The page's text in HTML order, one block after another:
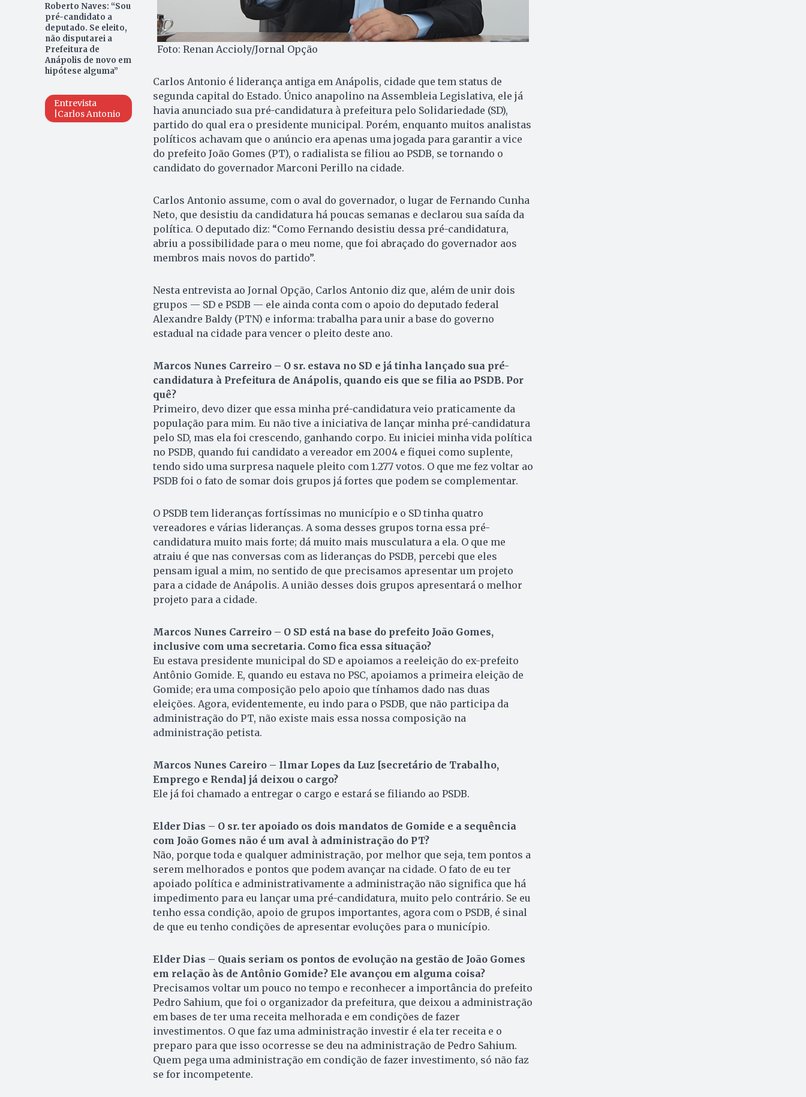
Roberto Naves: “Sou
pré-candidato a
deputado. Se eleito,
não disputarei a
Prefeitura de
Anápolis de novo em
hipótese alguma”
Entrevista
|Carlos Antonio
Foto: Renan Accioly/Jornal Opção
Carlos Antonio é liderança antiga em Anápolis, cidade que tem status de
segunda capital do Estado. Único anapolino na Assembleia Legislativa, ele já
havia anunciado sua pré-candidatura à prefeitura pelo Solidariedade (SD),
partido do qual era o presidente municipal. Porém, enquanto muitos analistas
políticos achavam que o anúncio era apenas uma jogada para garantir a vice
do prefeito João Gomes (PT), o radialista se filiou ao PSDB, se tornando o
candidato do governador Marconi Perillo na cidade.
Carlos Antonio assume, com o aval do governador, o lugar de Fernando Cunha
Neto, que desistiu da candidatura há poucas semanas e declarou sua saída da
política. O deputado diz: “Como Fernando desistiu dessa pré-candidatura,
abriu a possibilidade para o meu nome, que foi abraçado do governador aos
membros mais novos do partido”.
Nesta entrevista ao Jornal Opção, Carlos Antonio diz que, além de unir dois
grupos — SD e PSDB — ele ainda conta com o apoio do deputado federal
Alexandre Baldy (PTN) e informa: trabalha para unir a base do governo
estadual na cidade para vencer o pleito deste ano.
Marcos Nunes Carreiro – O sr. estava no SD e já tinha lançado sua pré-
candidatura à Prefeitura de Anápolis, quando eis que se filia ao PSDB. Por
quê?
Primeiro, devo dizer que essa minha pré-candidatura veio praticamente da
população para mim. Eu não tive a iniciativa de lançar minha pré-candidatura
pelo SD, mas ela foi crescendo, ganhando corpo. Eu iniciei minha vida política
no PSDB, quando fui candidato a vereador em 2004 e fiquei como suplente,
tendo sido uma surpresa naquele pleito com 1.277 votos. O que me fez voltar ao
PSDB foi o fato de somar dois grupos já fortes que podem se complementar.
O PSDB tem lideranças fortíssimas no município e o SD tinha quatro
vereadores e várias lideranças. A soma desses grupos torna essa pré-
candidatura muito mais forte; dá muito mais musculatura a ela. O que me
atraiu é que nas conversas com as lideranças do PSDB, percebi que eles
pensam igual a mim, no sentido de que precisamos apresentar um projeto
para a cidade de Anápolis. A união desses dois grupos apresentará o melhor
projeto para a cidade.
Marcos Nunes Carreiro – O SD está na base do prefeito João Go­mes,
inclusive com uma se­cre­taria. Como fica essa situação?
Eu estava presidente municipal do SD e apoiamos a reeleição do ex-prefeito
Antônio Gomide. E, quando eu estava no PSC, apoiamos a primeira eleição de
Gomide; era uma composição pelo apoio que tínhamos dado nas duas
eleições. Agora, evidentemente, eu indo para o PSDB, que não participa da
administração do PT, não existe mais essa nossa composição na
administração petista.
Marcos Nunes Careiro – Ilmar Lopes da Luz [secretário de Trabalho,
Emprego e Renda] já deixou o cargo?
Ele já foi chamado a entregar o cargo e estará se filiando ao PSDB.
Elder Dias – O sr. ter apoiado os dois mandatos de Gomide e a sequência
com João Gomes não é um aval à administração do PT?
Não, porque toda e qualquer administração, por melhor que seja, tem pontos a
serem melhorados e pontos que podem avançar na cidade. O fato de eu ter
apoiado política e administrativamente a administração não significa que há
impedimento para eu lançar uma pré-candidatura, muito pelo contrário. Se eu
tenho essa condição, apoio de grupos importantes, agora com o PSDB, é sinal
de que eu tenho condições de apresentar evoluções para o município.
Elder Dias – Quais seriam os pontos de evolução na gestão de João Gomes
em relação às de Antônio Gomide? Ele avançou em alguma coisa?
Precisamos voltar um pouco no tempo e reconhecer a importância do prefeito
Pedro Sahium, que foi o organizador da prefeitura, que deixou a administração
em bases de ter uma receita melhorada e em condições de fazer
investimentos. O que faz uma administração investir é ela ter receita e o
preparo para que isso ocorresse se deu na administração de Pedro Sahium.
Quem pega uma administração em condição de fazer investimento, só não faz
se for incompetente.